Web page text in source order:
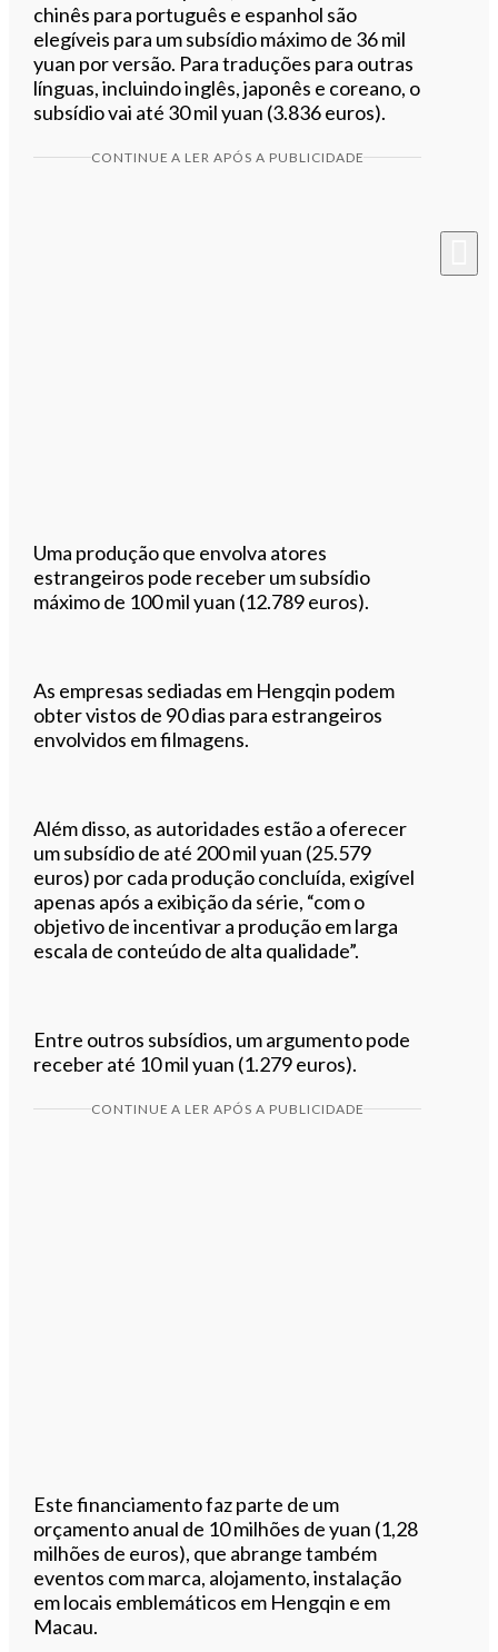
chinês para português e espanhol são
elegíveis para um subsídio máximo de 36 mil
yuan por versão. Para traduções para outras
línguas, incluindo inglês, japonês e coreano, o
subsídio vai até 30 mil yuan (3.836 euros).
CONTINUE A LER APÓS A PUBLICIDADE
Uma produção que envolva atores
estrangeiros pode receber um subsídio
máximo de 100 mil yuan (12.789 euros).
As empresas sediadas em Hengqin podem
obter vistos de 90 dias para estrangeiros
envolvidos em filmagens.
Além disso, as autoridades estão a oferecer
um subsídio de até 200 mil yuan (25.579
euros) por cada produção concluída, exigível
apenas após a exibição da série, “com o
objetivo de incentivar a produção em larga
escala de conteúdo de alta qualidade”.
Entre outros subsídios, um argumento pode
receber até 10 mil yuan (1.279 euros).
CONTINUE A LER APÓS A PUBLICIDADE
Este financiamento faz parte de um
orçamento anual de 10 milhões de yuan (1,28
milhões de euros), que abrange também
eventos com marca, alojamento, instalação
em locais emblemáticos em Hengqin e em
Macau.